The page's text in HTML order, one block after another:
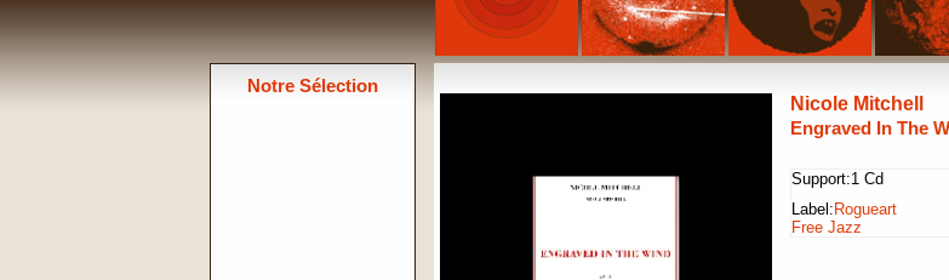
Notre Sélection
Nicole Mitchell
Engraved In The
Support:1 Cd
Label: Rogueart
Free Jazz